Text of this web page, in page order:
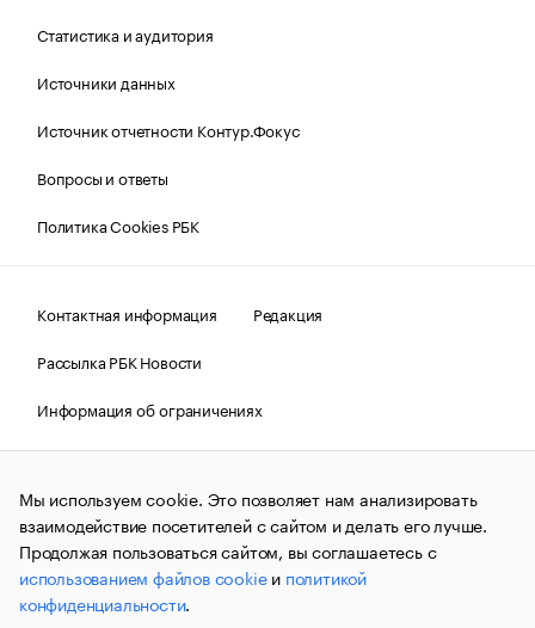
Статистика и аудитория
Источники данных
Источник отчетности Контур.Фокус
Вопросы и ответы
Политика Cookies РБК
Контактная информация
Редакция
Рассылка РБК Новости
Информация об ограничениях
Правовая информация
О соблюдении авторских прав
© АО «РОСБИЗНЕСКОНСАЛТИНГ»,1995–2026.Сообщения
и материалы информационного агентства «РБК»
(зарегистрировано Федеральной службой по надзору в сфере
связи, информационных технологий и массовых
коммуникаций (Роскомнадзор) 09.12.2015 за номером ИА
№ФС77-63848) сопровождаются пометкой «РБК». Отдельные
публикации могут содержать информацию,
Мы используем cookie. Это позволяет нам анализировать
взаимодействие посетителей с сайтом и делать его лучше.
Продолжая пользоваться сайтом, вы соглашаетесь с
использованием файлов cookieи политикой
конфиденциальности.